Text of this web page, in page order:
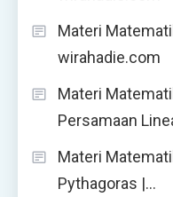
Materi
wirahadie.com
Materi
Persamaan
Materi
Pythagoras |…